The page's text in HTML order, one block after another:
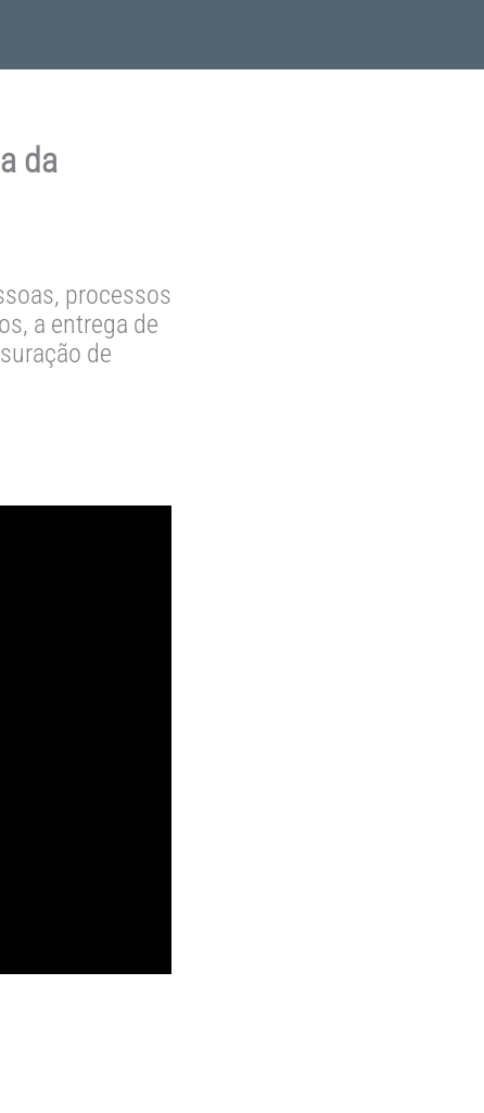
da
processos
a entrega de
de